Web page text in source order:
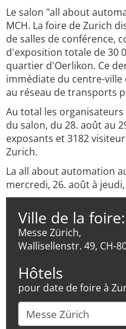
Le salon "all about
MCH. La foire de Zurich
de salles de conférence,
d'exposition totale de 30
quartier d'Oerlikon. Ce
immédiate du centre-
au réseau de transports
Au total les
du salon, du 28. août au
exposants et 3182
Zurich.
La all about automation
mercredi, 26. août à
Ville de la foire:
Messe Zürich,
Wallisellenstr. 49, CH-
Hôtels
pour date de foire à